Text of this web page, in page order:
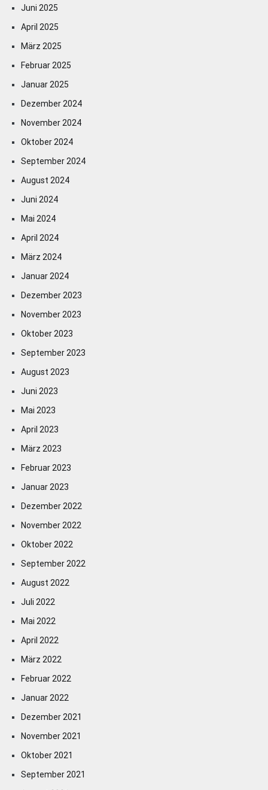
Juni 2025
April 2025
März 2025
Februar 2025
Januar 2025
Dezember 2024
November 2024
Oktober 2024
September 2024
August 2024
Juni 2024
Mai 2024
April 2024
März 2024
Januar 2024
Dezember 2023
November 2023
Oktober 2023
September 2023
August 2023
Juni 2023
Mai 2023
April 2023
März 2023
Februar 2023
Januar 2023
Dezember 2022
November 2022
Oktober 2022
September 2022
August 2022
Juli 2022
Mai 2022
April 2022
März 2022
Februar 2022
Januar 2022
Dezember 2021
November 2021
Oktober 2021
September 2021